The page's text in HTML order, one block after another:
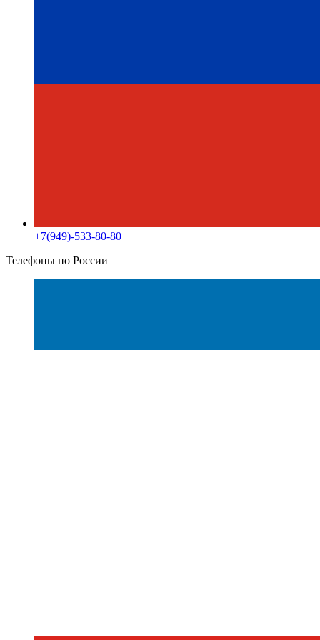
+7(949)-533-80-80
Телефоны по России